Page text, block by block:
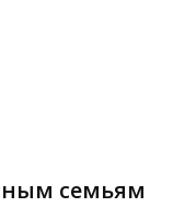
семьям